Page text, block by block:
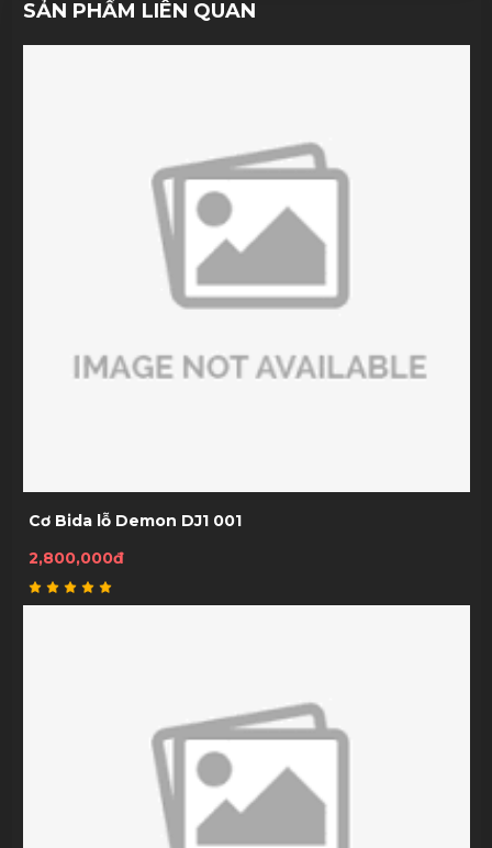
SẢN PHẨM LIÊN QUAN
Cơ Bida lỗ Demon DJ1 001
2,800,000đ